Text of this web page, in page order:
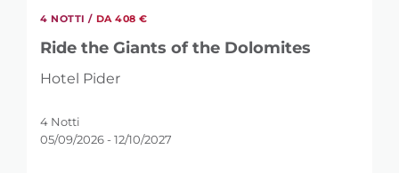
4 NOTTI / DA 408 €
Ride the Giants of the Dolomites
Hotel Pider
4 Notti
05/09/2026 - 12/10/2027